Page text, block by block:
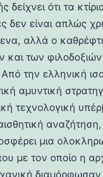
δείχνει ότι τα
δεν είναι απλώς
αλλά ο
και των
την ελληνική
αμυντική
τεχνολογική
μια
με τον οποίο η